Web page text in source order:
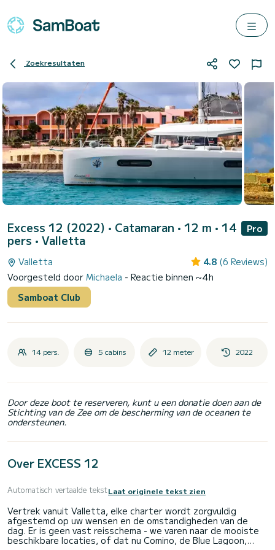
Zoekresultaten
Excess 12 (2022) • Catamaran • 12 m • 14
pers • Valletta
Pro
Valletta 4.8 (6 Reviews)
Voorgesteld door Michaela - Reactie binnen ~4h
Samboat Club
14 pers. 5 cabins 12 meter 2022
Door deze boot te reserveren, kunt u een donatie doen aan de
Stichting van de Zee om de bescherming van de oceanen te
ondersteunen.
Over EXCESS 12
Automatisch vertaalde tekstLaat originele tekst zien
Vertrek vanuit Valletta, elke charter wordt zorgvuldig
afgestemd op uw wensen en de omstandigheden van de
dag. Er is geen vast reisschema - we varen naar de mooiste
beschikbare locaties, of dat nu Comino, de Blue Lagoon,